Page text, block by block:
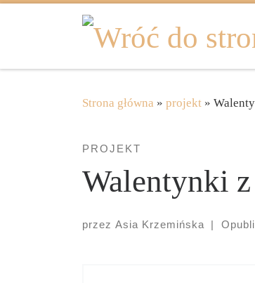
Skip to content
Strona główna » projekt »
PROJEKT
Walentynki
przez Asia Krzemińska |